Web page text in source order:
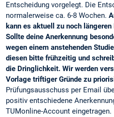
Entscheidung vorgelegt. Die
normalerweise ca. 6-8 Wochen.
kann es aktuell zu noch
Sollte deine Anerkennung
wegen einem anstehenden
diesen bitte frühzeitig und
die Dringlichkeit. Wir werden
Vorlage triftiger Gründe zu
Prüfungsausschuss per Email
positiv entschiedene
TUMonline-Account eingetragen.